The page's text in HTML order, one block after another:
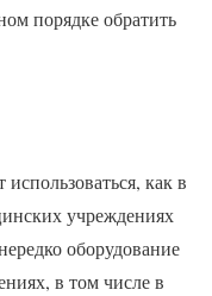
порядке обратить
как в
учреждениях
оборудование
в том числе в